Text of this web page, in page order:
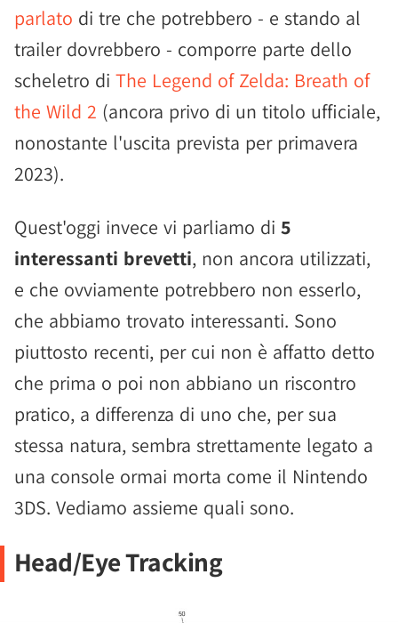
parlato di tre che potrebbero - e stando al
trailer dovrebbero - comporre parte dello
scheletro di The Legend of Zelda: Breath of
the Wild 2 (ancora privo di un titolo ufficiale,
nonostante l'uscita prevista per primavera
2023).
Quest'oggi invece vi parliamo di 5
interessanti brevetti, non ancora utilizzati,
e che ovviamente potrebbero non esserlo,
che abbiamo trovato interessanti. Sono
piuttosto recenti, per cui non è affatto detto
che prima o poi non abbiano un riscontro
pratico, a differenza di uno che, per sua
stessa natura, sembra strettamente legato a
una console ormai morta come il Nintendo
3DS. Vediamo assieme quali sono.
Head/Eye Tracking